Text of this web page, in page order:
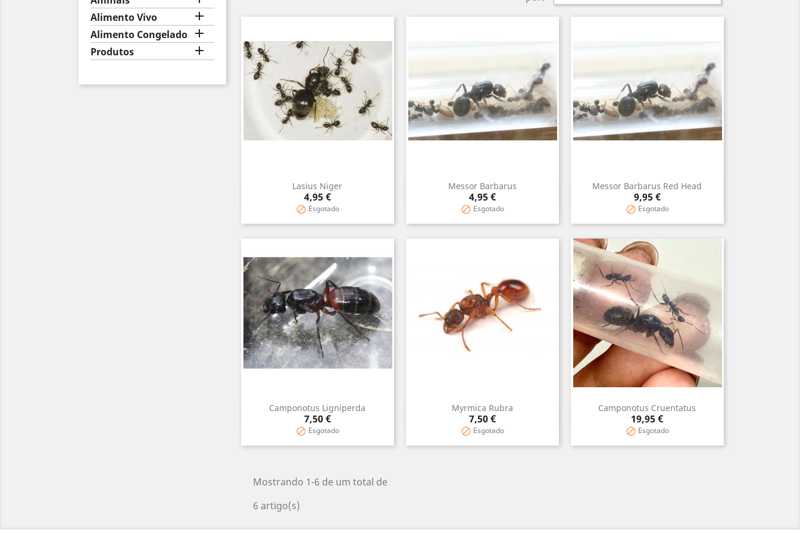
Alimento Vivo 
Alimento Congelado 
Produtos 
Lasius Niger
Preço
4,95 €
 Esgotado
Vista rápida
Messor Barbarus
Preço
4,95 €
 Esgotado
Vista rápida
Messor Barbarus Red Head
Preço
9,95 €
 Esgotado
Vista rápida
Camponotus Ligniperda
Preço
7,50 €
 Esgotado
 Vista rápida
Myrmica Rubra
Preço
7,50 €
 Esgotado
Vista rápida
Camponotus Cruentatus
Preço
19,95 €
 Esgotado
 Vista rápida
Mostrando 1-6 de um total de
6 artigo(s)